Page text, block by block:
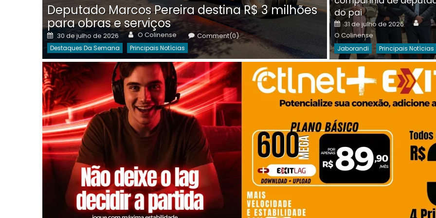
Deputado Marcos Pereira destina R$ 3 milhões
para obras e serviços
Posted
on
30 de julho de 2026 Author
O Colinense Comment(0)
Destaques Da Semana Principais Notícias
on
30 de julho de 2026 O
Destaques Da Semana
do pai
Posted
on
31 de julho de 2026
O Colinense
Jaborandi Principais Notícias